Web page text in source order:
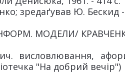
зредаґував Ю. Бескид
МОДЕЛИ/ КРАВЧЕНКО
висловлювання,
"На добрий вечір")